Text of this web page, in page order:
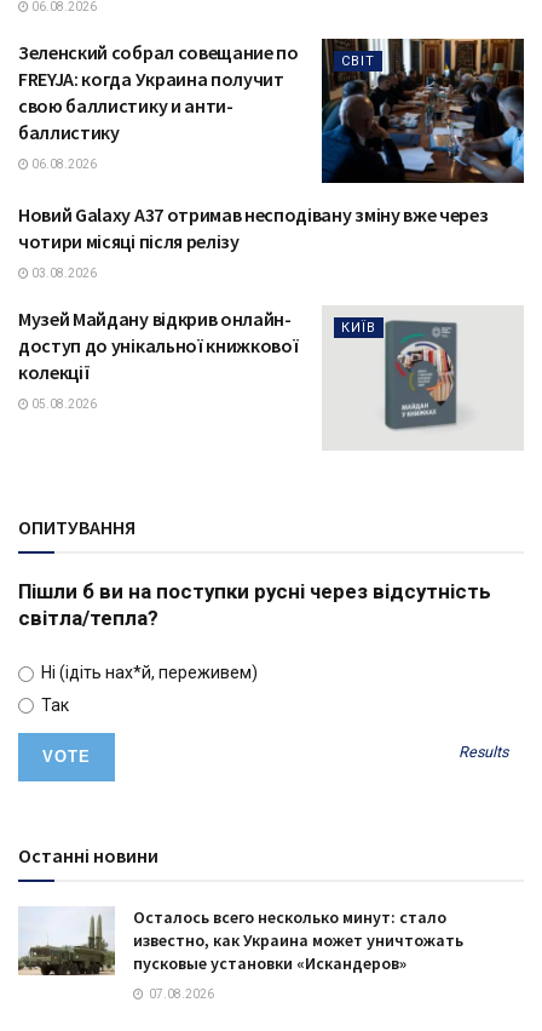
06.08.2026
СВІТ
Зеленский собрал совещание по
FREYJA: когда Украина получит
свою баллистику и анти-
баллистику
06.08.2026
ТЕХНОЛОГІЇ
Новий Galaxy A37 отримав несподівану зміну вже через
чотири місяці після релізу
03.08.2026
КИЇВ
Музей Майдану відкрив онлайн-
доступ до унікальної книжкової
колекції
05.08.2026
ОПИТУВАННЯ
Пішли б ви на поступки русні через відсутність
світла/тепла?
Ні (ідіть нах*й, переживем)
Так
Results
Останні новини
Осталось всего несколько минут: стало
известно, как Украина может уничтожать
пусковые установки «Искандеров»
07.08.2026